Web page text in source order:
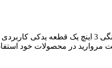
اگر فلاش‌تانک توالت فرنگی شما درست تخلیه نمی‌کند یا نشتی دارد، احتمال زیاد
مروارید در محصولات خود